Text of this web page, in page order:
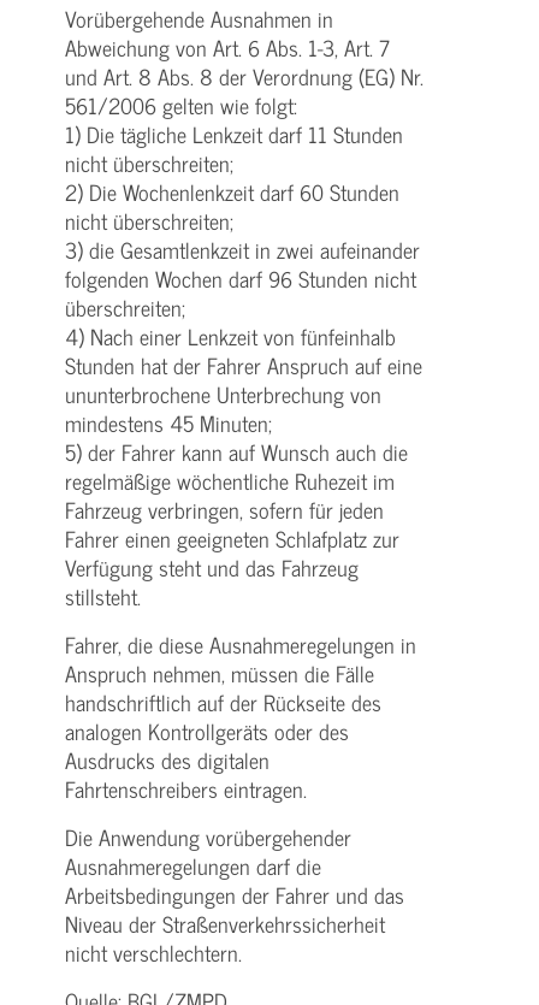
Vorübergehende Ausnahmen in
Abweichung von Art. 6 Abs. 1-3, Art. 7
und Art. 8 Abs. 8 der Verordnung (EG) Nr.
561/2006 gelten wie folgt:
1) Die tägliche Lenkzeit darf 11 Stunden
nicht überschreiten;
2) Die Wochenlenkzeit darf 60 Stunden
nicht überschreiten;
3) die Gesamtlenkzeit in zwei aufeinander
folgenden Wochen darf 96 Stunden nicht
überschreiten;
4) Nach einer Lenkzeit von fünfeinhalb
Stunden hat der Fahrer Anspruch auf eine
ununterbrochene Unterbrechung von
mindestens 45 Minuten;
5) der Fahrer kann auf Wunsch auch die
regelmäßige wöchentliche Ruhezeit im
Fahrzeug verbringen, sofern für jeden
Fahrer einen geeigneten Schlafplatz zur
Verfügung steht und das Fahrzeug
stillsteht.
Fahrer, die diese Ausnahmeregelungen in
Anspruch nehmen, müssen die Fälle
handschriftlich auf der Rückseite des
analogen Kontrollgeräts oder des
Ausdrucks des digitalen
Fahrtenschreibers eintragen.
Die Anwendung vorübergehender
Ausnahmeregelungen darf die
Arbeitsbedingungen der Fahrer und das
Niveau der Straßenverkehrssicherheit
nicht verschlechtern.